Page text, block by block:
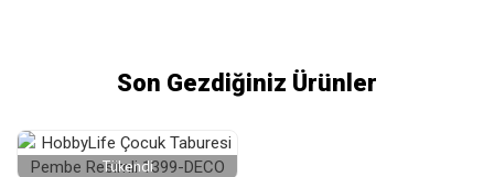
Son Gezdiğiniz Ürünler
Tükendi